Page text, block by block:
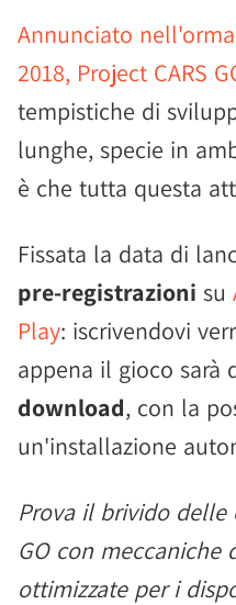
Annunciato
2018, Project CARS
tempistiche di
lunghe, specie in
è che tutta questa
Fissata la data di
pre-registrazioni su
Play: iscrivendovi
appena il gioco sarà
download, con la
un'installazione
Prova il brivido delle
GO con meccaniche
ottimizzate per i